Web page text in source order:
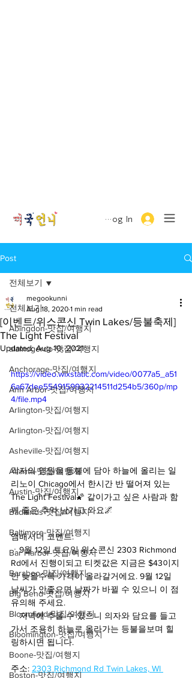
Log In
Post
전체보기
Abingdon-맛집/여행지
alamogordo-맛집/여행지
Anchorage-맛집/여행지
Ann Arbor-맛집/여행지
Arlington-맛집/여행지
Arlington-맛집/여행지
Asheville-맛집/여행지
Atlanta-맛집/여행지
Austin-맛집/여행지
Badlands-맛집/여행지
Baltimore-맛집/여행지
Bar Harbor-맛집/여행지
Baraboo-맛집/여행지
Big Bend-맛집/여행지
Bloomfield-맛집/여행지
Bloomington-맛집/여행지
Boone-맛집/여행지
Boston-맛집/여행지
전체보기
[이벤트/위스콘신 Twin Lakes/등불축제]
The Light Festival
megookunni
Aug 18, 2020 1 min read
Updated:Aug 10, 2021
https://video.wixstatic.com/video/0077a5_a51
6a67dee5549159932214511d254b5/360p/mp
4/file.mp4
각자의 염원을 등불에 담아 하늘에 올리는 일
리노이 Chicago에서 한시간 반 떨어져 있는
The Light Festival🌠 같이가고 싶은 사람과 함
께 좋은 추억 남기고 와요🌌
앰배서더 코멘트:
ㆍ9월 12일 토요일 위스콘신 2303 Richmond
Rd에서 진행이되고 티켓값은 지금은 $43이지
만 늦을수록 가격이 올라갈거에요. 9월 12일
날씨가 안좋으면 날짜가 바뀔 수 있으니 이 점
유의해 주세요.
ㆍ저녁에 추울 수 있으니 의자와 담요를 들고
가서 조용히 하늘로 올라가는 등불을보며 힐
링하시면 됩니다.
주소: 2303 Richmond Rd Twin Lakes, WI